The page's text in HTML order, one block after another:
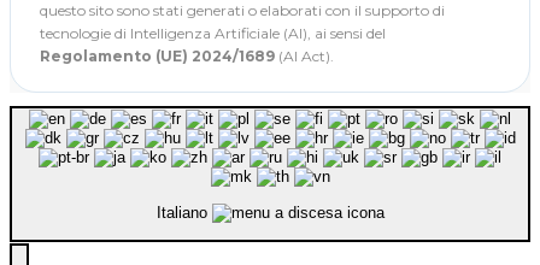
questo sito sono stati generati o elaborati con il supporto di
tecnologie di Intelligenza Artificiale (AI), ai sensi del
Regolamento (UE) 2024/1689 (AI Act).
Italiano